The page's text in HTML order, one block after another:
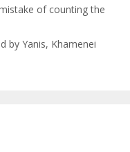
of counting the
by Yanis, Khamenei